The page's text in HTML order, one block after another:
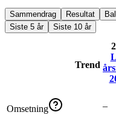
Sammendrag Resultat
Siste 5 år
Siste 10 år
Trend
Omsetning –